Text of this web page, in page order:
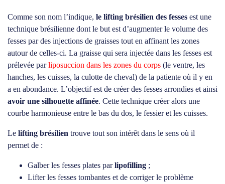
Comme son nom l’indique, le lifting brésilien des fesses est une
technique brésilienne dont le but est d’augmenter le volume des
fesses par des injections de graisses tout en affinant les zones
autour de celles-ci. La graisse qui sera injectée dans les fesses est
prélevée parliposuccion dans les zones du corps (le ventre, les
hanches, les cuisses, la culotte de cheval) de la patiente où il y en
a en abondance. L’objectif est de créer des fesses arrondies et ainsi
avoir une silhouette affinée. Cette technique créer alors une
courbe harmonieuse entre le bas du dos, le fessier et les cuisses.
Le lifting brésilien trouve tout son intérêt dans le sens où il
permet de :
Galber les fesses plates parlipofilling ;
Lifter les fesses tombantes et de corriger le problème